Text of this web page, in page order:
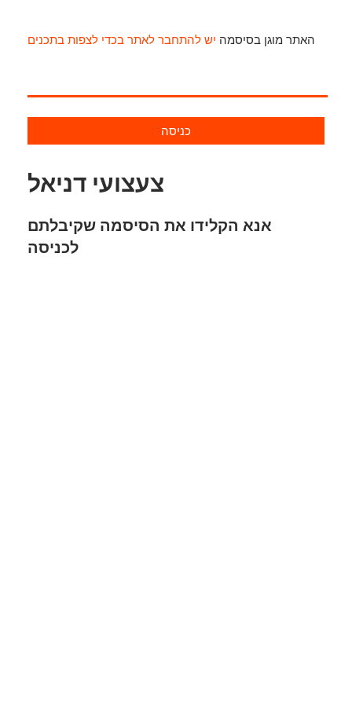
האתר מוגן בסיסמה יש להתחבר לאתר בכדי לצפות בתכנים
כניסה
צעצועי דניאל
אנא הקלידו את הסיסמה שקיבלתם
לכניסה